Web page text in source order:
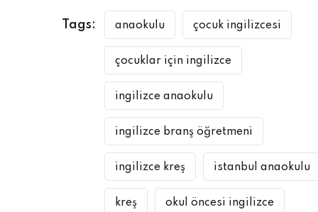
Tags: anaokulu çocuk ingilizcesi
çocuklar için ingilizce
ingilizce anaokulu
ingilizce branş öğretmeni
ingilizce kreş istanbul anaokulu
kreş okul öncesi ingilizce